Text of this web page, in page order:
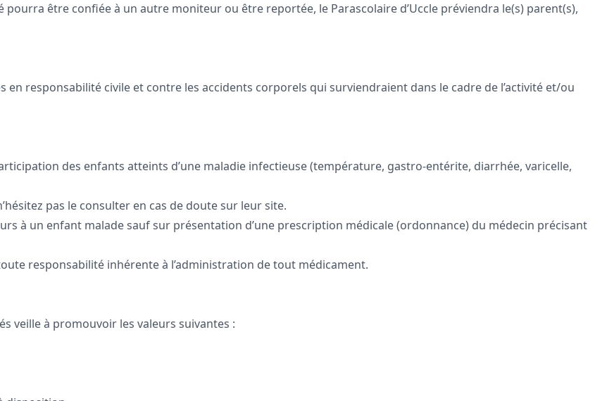
pourra être confiée à un autre moniteur ou être reportée, le Parascolaire d’Uccle préviendra le(s) parent(s),
en responsabilité civile et contre les accidents corporels qui surviendraient dans le cadre de l’activité et/ou
des enfants atteints d’une maladie infectieuse (température, gastro-entérite, diarrhée, varicelle,
pas le consulter en cas de doute sur leur site.
à un enfant malade sauf sur présentation d’une prescription médicale (ordonnance) du médecin précisant
responsabilité inhérente à l’administration de tout médicament.
veille à promouvoir les valeurs suivantes :